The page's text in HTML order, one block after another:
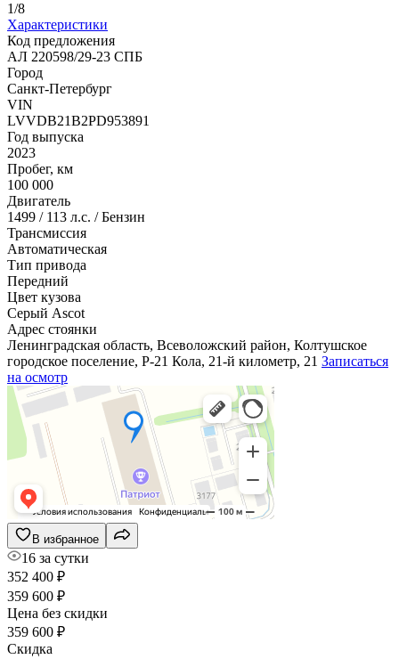
1/8
Характеристики
Код предложения
АЛ 220598/29-23 СПБ
Город
Санкт-Петербург
VIN
LVVDB21B2PD953891
Год выпуска
2023
Пробег, км
100 000
Двигатель
1499 / 113 л.с. / Бензин
Трансмиссия
Автоматическая
Тип привода
Передний
Цвет кузова
Серый Ascot
Адрес стоянки
Ленинградская область, Всеволожский район, Колтушское
городское поселение, Р-21 Кола, 21-й километр, 21 Записаться
на осмотр
В избранное
16 за сутки
352 400 ₽
359 600 ₽
Цена без скидки
359 600 ₽
Скидка